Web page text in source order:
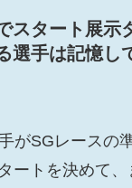
スタート展示
選手は記憶し
がSGレースの
ートを決めて